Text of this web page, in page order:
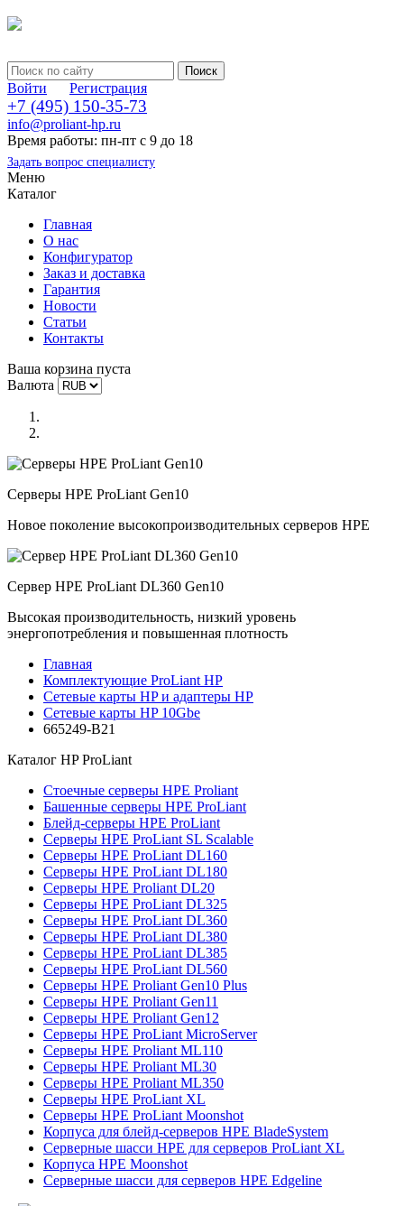
Войти Регистрация
+7 (495) 150-35-73
info@proliant-hp.ru
Время работы: пн-пт с 9 до 18
Задать вопрос специалисту
Меню
Каталог
Главная
О нас
Конфигуратор
Заказ и доставка
Гарантия
Новости
Статьи
Контакты
Ваша корзина пуста
Валюта
Серверы HPE ProLiant Gen10
Новое поколение высокопроизводительных серверов HPE
Сервер HPE ProLiant DL360 Gen10
Высокая производительность, низкий уровень
энергопотребления и повышенная плотность
Главная
Комплектующие ProLiant HP
Сетевые карты HP и адаптеры HP
Сетевые карты HP 10Gbe
665249-B21
Каталог HP ProLiant
Стоечные серверы HPE Proliant
Башенные серверы HPE ProLiant
Блейд-серверы HPE ProLiant
Серверы HPE ProLiant SL Scalable
Серверы HPE ProLiant DL160
Серверы HPE ProLiant DL180
Серверы HPE Proliant DL20
Серверы HPE ProLiant DL325
Серверы HPE ProLiant DL360
Серверы HPE ProLiant DL380
Серверы HPE ProLiant DL385
Серверы HPE ProLiant DL560
Серверы HPE Proliant Gen10 Plus
Серверы HPE Proliant Gen11
Серверы HPE Proliant Gen12
Серверы HPE ProLiant MicroServer
Серверы HPE Proliant ML110
Серверы HPE Proliant ML30
Серверы HPE Proliant ML350
Серверы HPE ProLiant XL
Серверы HPE ProLiant Moonshot
Корпуса для блейд-серверов HPE BladeSystem
Серверные шасси HPE для серверов ProLiant XL
Корпуса HPE Moonshot
Серверные шасси для серверов HPE Edgeline